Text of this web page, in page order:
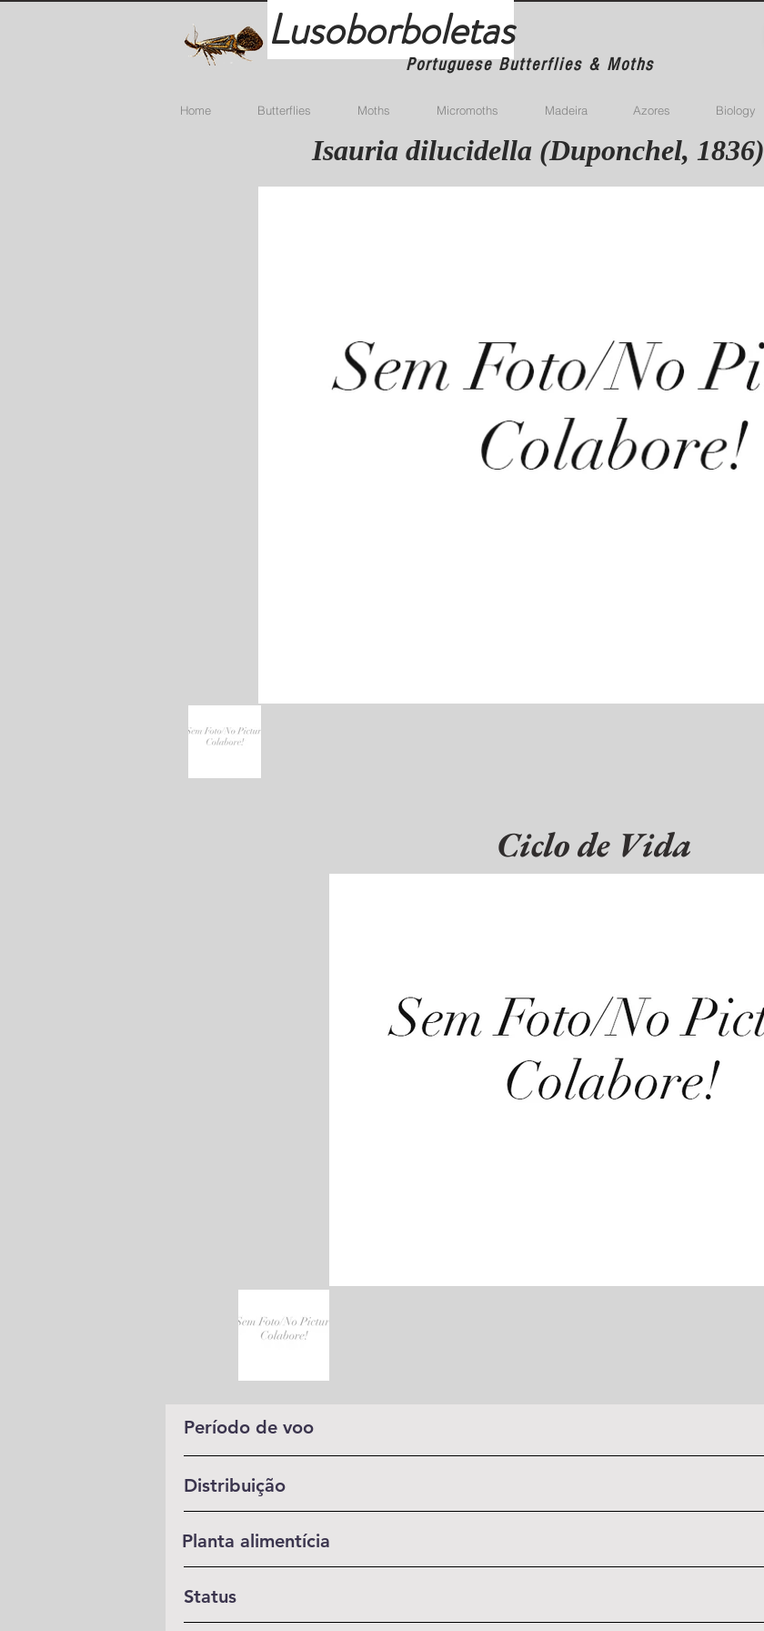
Lusoborboletas
Portuguese Butterflies & Moths
Home Butterflies Moths Micromoths Madeira Azores Biology
Isauria dilucidella (Duponchel, 1836)
Ciclo de Vida
Período de voo
Distribuição
Planta alimentícia
Status